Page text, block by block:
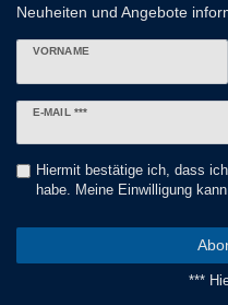
Neuheiten und Angebote
VORNAME
E-MAIL ***
Newsletter
Hiermit bestätige ich, dass
habe. Meine Einwilligung
***